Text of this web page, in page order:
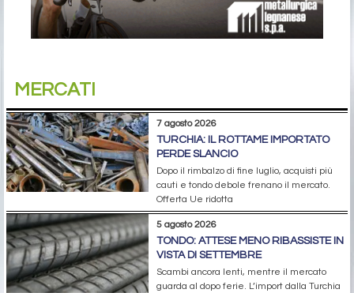
MERCATI
7 agosto 2026
TURCHIA: IL ROTTAME IMPORTATO
PERDE SLANCIO
Dopo il rimbalzo di fine luglio, acquisti più
cauti e tondo debole frenano il mercato.
Offerta Ue ridotta
5 agosto 2026
TONDO: ATTESE MENO RIBASSISTE IN
VISTA DI SETTEMBRE
Scambi ancora lenti, mentre il mercato
guarda al dopo ferie. L’import dalla Turchia